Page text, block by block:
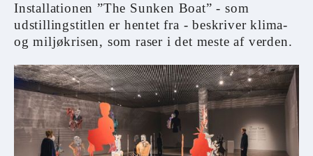
Installationen ”The Sunken Boat” - som
udstillingstitlen er hentet fra - beskriver klima-
og miljøkrisen, som raser i det meste af verden.